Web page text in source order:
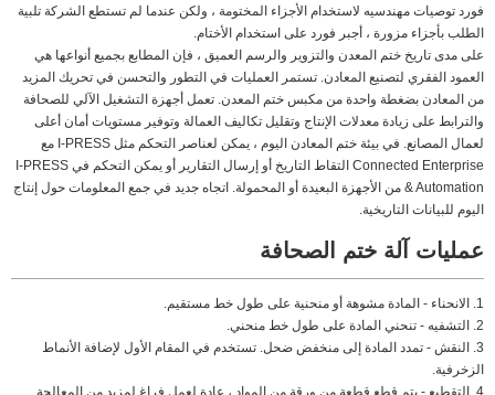
فورد توصيات مهندسيه لاستخدام الأجزاء المختومة ، ولكن عندما لم تستطع الشركة تلبية
الطلب بأجزاء مزورة ، أجبر فورد على استخدام الأختام.
على مدى تاريخ ختم المعدن والتزوير والرسم العميق ، فإن المطابع بجميع أنواعها هي
العمود الفقري لتصنيع المعادن. تستمر العمليات في التطور والتحسن في تحريك المزيد
من المعادن بضغطة واحدة من مكبس ختم المعدن. تعمل أجهزة التشغيل الآلي للصحافة
والترابط على زيادة معدلات الإنتاج وتقليل تكاليف العمالة وتوفير مستويات أمان أعلى
لعمال المصانع. في بيئة ختم المعادن اليوم ، يمكن لعناصر التحكم مثل I-PRESS مع
Connected Enterprise التقاط التاريخ أو إرسال التقارير أو يمكن التحكم في I-PRESS
& Automation من الأجهزة البعيدة أو المحمولة. اتجاه جديد في جمع المعلومات حول إنتاج
اليوم للبيانات التاريخية.
عمليات آلة ختم الصحافة
1. الانحناء - المادة مشوهة أو منحنية على طول خط مستقيم.
2. التشفيه - تنحني المادة على طول خط منحني.
3. النقش - تمدد المادة إلى منخفض ضحل. تستخدم في المقام الأول لإضافة الأنماط
الزخرفية.
4. التقطيع - يتم قطع قطعة من ورقة من المواد ، عادة لعمل فراغ لمزيد من المعالجة.